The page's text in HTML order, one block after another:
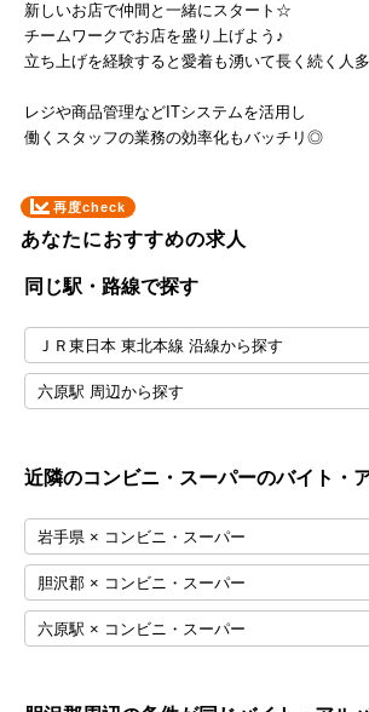
新しいお店で仲間と一緒にスタート☆
チームワークでお店を盛り上げよう♪
立ち上げを経験すると愛着も湧いて長く続く人多
レジや商品管理などITシステムを活用し
働くスタッフの業務の効率化もバッチリ◎
再度check
あなたにおすすめの求人
同じ駅・路線で探す
ＪＲ東日本 東北本線 沿線から探す
六原駅 周辺から探す
近隣のコンビニ・スーパーのバイト・
岩手県 × コンビニ・スーパー
胆沢郡 × コンビニ・スーパー
六原駅 × コンビニ・スーパー